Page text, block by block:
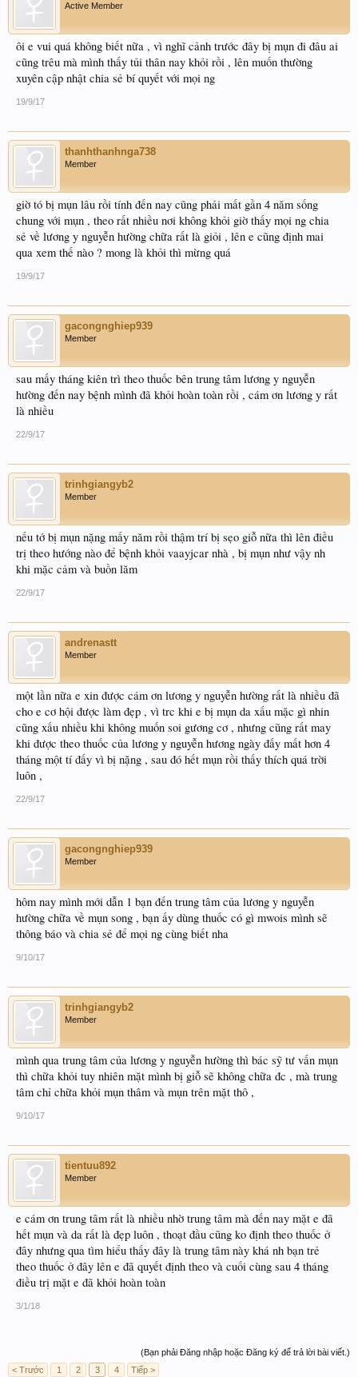
Active Member
ôi e vui quá không biết nữa , vì nghĩ cảnh trước đây bị mụn đi đâu ai
cũng trêu mà mình thấy tủi thân nay khỏi rồi , lên muốn thường
xuyên cập nhật chia sẻ bí quyết với mọi ng
19/9/17
thanhthanhnga738
Member
giờ tó bị mụn lâu rồi tính đến nay cũng phải mất gần 4 năm sống
chung với mụn , theo rất nhiều nơi không khỏi giờ thấy mọi ng chia
sẻ về lương y nguyễn hường chữa rất là giỏi , lên e cũng định mai
qua xem thế nào ? mong là khỏi thì mừng quá
19/9/17
gacongnghiep939
Member
sau mấy tháng kiên trì theo thuốc bên trung tâm lương y nguyễn
hường đến nay bệnh mình đã khỏi hoàn toàn rồi , cám ơn lương y rất
là nhiều
22/9/17
trinhgiangyb2
Member
nếu tớ bị mụn nặng mấy năm rồi thậm trí bị sẹo giỗ nữa thì lên điều
trị theo hướng nào để bệnh khỏi vaayjcar nhà , bị mụn như vậy nh
khi mặc cảm và buồn lăm
22/9/17
andrenastt
Member
một lần nữa e xin được cám ơn lương y nguyễn hường rất là nhiều đã
cho e cơ hội được làm đẹp , vì trc khi e bị mụn da xấu mặc gì nhin
cũng xấu nhiều khi không muốn soi gương cơ , nhưng cũng rất may
khi được theo thuốc của lương y nguyễn hương ngày đấy mất hơn 4
tháng một tí đấy vì bị nặng , sau đó hết mụn rồi thấy thích quá trời
luôn ,
22/9/17
gacongnghiep939
Member
hôm nay mình mới dẫn 1 bạn đến trung tâm của lương y nguyễn
hường chữa về mụn song , bạn ấy dùng thuốc có gì mwois mình sẽ
thông báo và chia sẻ để mọi ng cùng biết nha
9/10/17
trinhgiangyb2
Member
mình qua trung tâm của lương y nguyễn hường thì bác sỹ tư vấn mụn
thì chữa khỏi tuy nhiên mặt mình bị giỗ sẽ không chữa đc , mà trung
tâm chỉ chữa khỏi mụn thâm và mụn trên mặt thô ,
9/10/17
tientuu892
Member
e cám ơn trung tâm rất là nhiều nhờ trung tâm mà đến nay mặt e đã
hết mụn và da rất là đẹp luôn , thoạt đầu cũng ko định theo thuốc ở
đây nhưng qua tìm hiểu thấy đây là trung tâm này khá nh bạn trẻ
theo thuốc ở đây lên e đã quyết định theo và cuối cùng sau 4 tháng
điều trị mặt e đã khỏi hoàn toàn
3/1/18
(Bạn phải Đăng nhập hoặc Đăng ký để trả lời bài viết.)
< Trước
1 2 3 4 Tiếp >